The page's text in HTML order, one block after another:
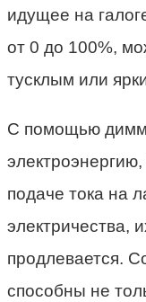
идущее на
от 0 до 100%,
тусклым или
С помощью
подаче тока на
электричества,
продлевается.
способны не